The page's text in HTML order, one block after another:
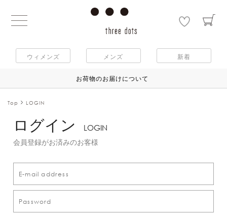
ウィメンズ メンズ 新着
お荷物のお届けについて
Top LOGIN
ログイン LOGIN
会員登録がお済みのお客様